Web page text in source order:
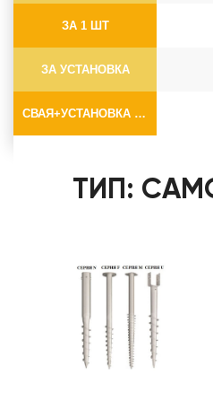
ЗА 1 ШТ
ЗА УСТАНОВКА
СВАЯ+УСТАНОВКА (БЕЗ ОГОЛОВКА)
ТИП: